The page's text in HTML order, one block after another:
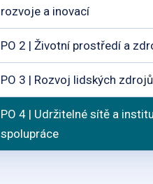
rozvoje a inovací
PO 2 | Životní prostředí a
PO 3 | Rozvoj lidských zdrojů
PO 4 | Udržitelné sítě a
spolupráce